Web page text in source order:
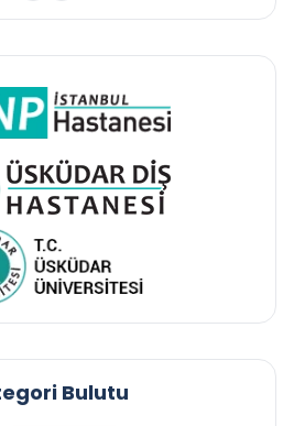
Bulutu